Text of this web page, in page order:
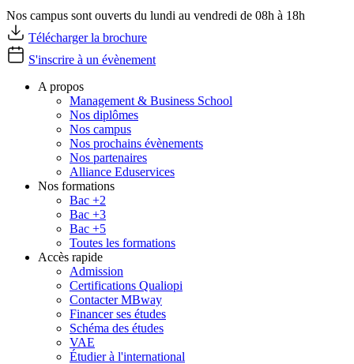
Nos campus sont ouverts du lundi au vendredi de 08h à 18h
Télécharger la brochure
S'inscrire à un évènement
A propos
Management & Business School
Nos diplômes
Nos campus
Nos prochains évènements
Nos partenaires
Alliance Eduservices
Nos formations
Bac +2
Bac +3
Bac +5
Toutes les formations
Accès rapide
Admission
Certifications Qualiopi
Contacter MBway
Financer ses études
Schéma des études
VAE
Étudier à l'international